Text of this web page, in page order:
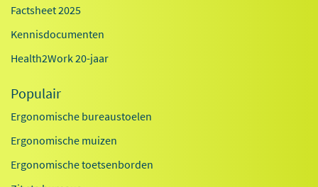
Factsheet 2025
Kennisdocumenten
Health2Work 20-jaar
Populair
Ergonomische bureaustoelen
Ergonomische muizen
Ergonomische toetsenborden